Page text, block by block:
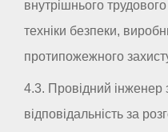
внутрішнього
техніки безпеки,
протипожежного
4.3. Провідний інженер
відповідальність за